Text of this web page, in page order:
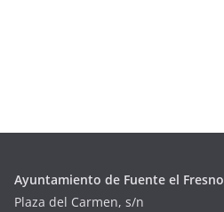
Ayuntamiento de Fuente el Fresno
Plaza del Carmen, s/n